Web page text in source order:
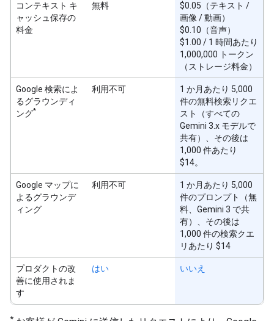
コンテキスト キ
ャッシュ保存の
料金
無料
$0.05（テキスト /
画像 / 動画）
$0.10（音声）
$1.00 / 1 時間あたり
1,000,000 トークン
（ストレージ料金）
Google 検索によ
るグラウンディ
ング*
利用不可
1 か月あたり 5,000
件の無料検索リクエ
スト（すべての
Gemini 3.x モデルで
共有）、その後は
1,000 件あたり
$14。
Google マップに
よるグラウンデ
ィング
利用不可
1 か月あたり 5,000
件のプロンプト（無
料、Gemini 3 で共
有）、その後は
1,000 件の検索クエ
リあたり $14
プロダクトの改
善に使用されま
す
はい いいえ
*